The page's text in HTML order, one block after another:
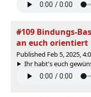
#109 Bindungs-
an euch orientiert
Published Feb 5, 2025,
Ihr habt's euch